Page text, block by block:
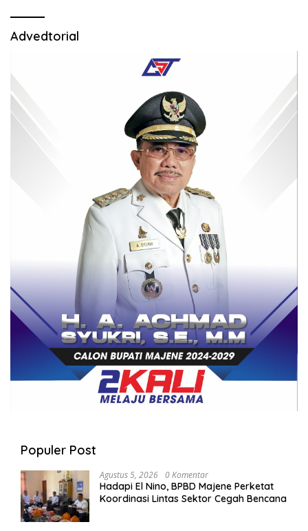
Advedtorial
Populer Post
Agustus 5, 2026 0 Komentar
Hadapi El Nino, BPBD Majene Perketat
Koordinasi Lintas Sektor Cegah Bencana